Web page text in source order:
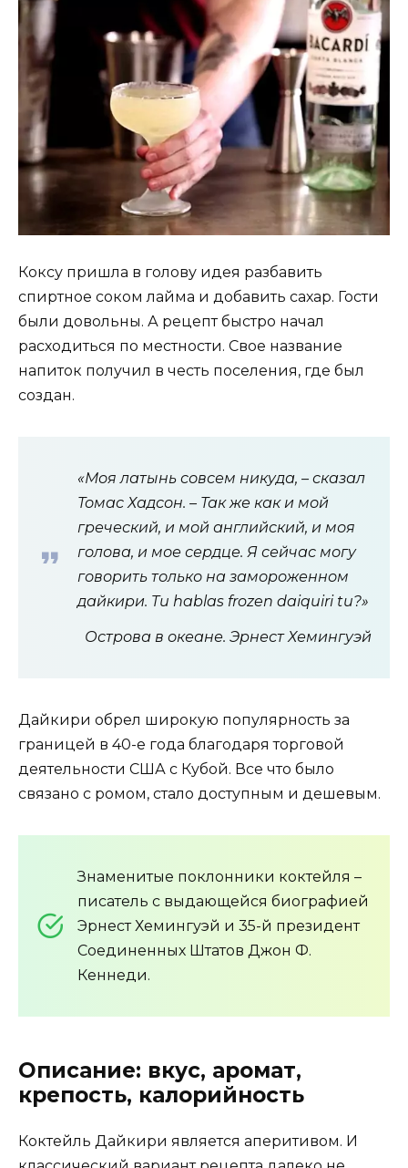
Коксу пришла в голову идея разбавить
спиртное соком лайма и добавить сахар. Гости
были довольны. А рецепт быстро начал
расходиться по местности. Свое название
напиток получил в честь поселения, где был
создан.
«Моя латынь совсем никуда, – сказал
Томас Хадсон. – Так же как и мой
греческий, и мой английский, и моя
голова, и мое сердце. Я сейчас могу
говорить только на замороженном
дайкири. Tu hablas frozen daiquiri tu?»
Острова в океане. Эрнест Хемингуэй
Дайкири обрел широкую популярность за
границей в 40-е года благодаря торговой
деятельности США с Кубой. Все что было
связано с ромом, стало доступным и дешевым.
Знаменитые поклонники коктейля –
писатель с выдающейся биографией
Эрнест Хемингуэй и 35-й президент
Соединенных Штатов Джон Ф.
Кеннеди.
Описание: вкус, аромат,
крепость, калорийность
Коктейль Дайкири является аперитивом. И